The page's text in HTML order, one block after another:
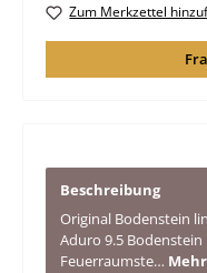
Zum Merkzettel
Beschreibung
Original Bodenstein
Aduro 9.5
Feuerraumste… Mehr